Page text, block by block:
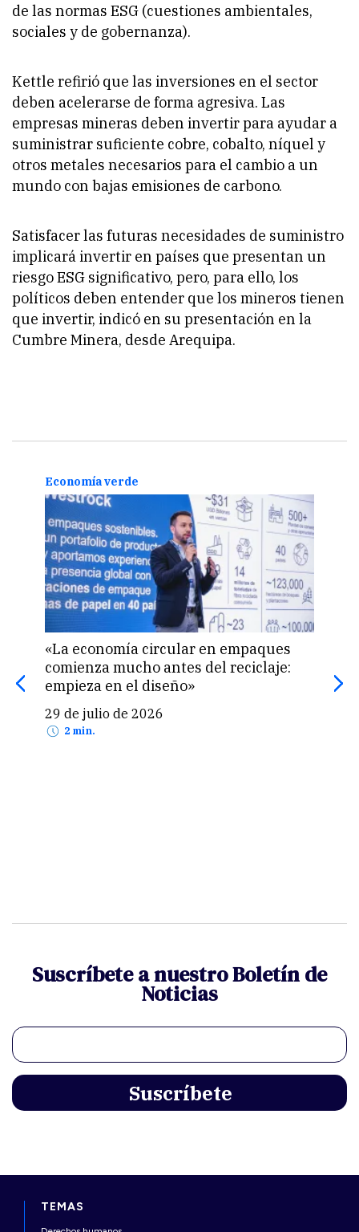
de las normas ESG (cuestiones ambientales,
sociales y de gobernanza).
Kettle refirió que las inversiones en el sector
deben acelerarse de forma agresiva. Las
empresas mineras deben invertir para ayudar a
suministrar suficiente cobre, cobalto, níquel y
otros metales necesarios para el cambio a un
mundo con bajas emisiones de carbono.
Satisfacer las futuras necesidades de suministro
implicará invertir en países que presentan un
riesgo ESG significativo, pero, para ello, los
políticos deben entender que los mineros tienen
que invertir, indicó en su presentación en la
Cumbre Minera, desde Arequipa.
Economía verde
«La economía circular en empaques
comienza mucho antes del reciclaje:
empieza en el diseño»
29 de julio de 2026
2 min.
Suscríbete a nuestro Boletín de
Noticias
TEMAS